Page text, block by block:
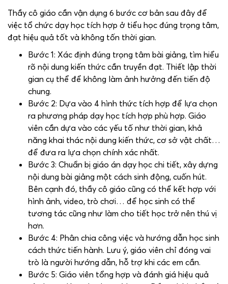
Thầy cô giáo cần vận dụng 6 bước cơ bản sau đây để
việc tổ chức dạy học tích hợp ở tiểu học đúng trọng tâm,
đạt hiệu quả tốt và không tốn thời gian.
Bước 1: Xác định đúng trọng tâm bài giảng, tìm hiểu
rõ nội dung kiến thức cần truyền đạt. Thiết lập thời
gian cụ thể để không làm ảnh hưởng đến tiến độ
chung.
Bước 2: Dựa vào 4 hình thức tích hợp để lựa chọn
ra phương pháp dạy học tích hợp phù hợp. Giáo
viên cần dựa vào các yếu tố như thời gian, khả
năng khai thác nội dung kiến thức, cơ sở vật chất…
để đưa ra lựa chọn chính xác nhất.
Bước 3: Chuẩn bị giáo án dạy học chi tiết, xây dựng
nội dung bài giảng một cách sinh động, cuốn hút.
Bên cạnh đó, thầy cô giáo cũng có thể kết hợp với
hình ảnh, video, trò chơi… để học sinh có thể
tương tác cũng như làm cho tiết học trở nên thú vị
hơn.
Bước 4: Phân chia công việc và hướng dẫn học sinh
cách thức tiến hành. Lưu ý, giáo viên chỉ đóng vai
trò là người hướng dẫn, hỗ trợ khi các em cần.
Bước 5: Giáo viên tổng hợp và đánh giá hiệu quả